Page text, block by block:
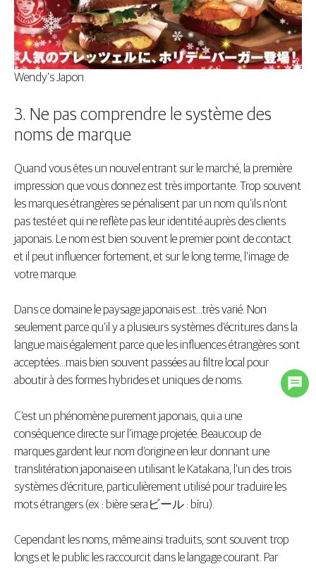
Wendy’s Japon
3. Ne pas comprendre le système des
noms de marque
Quand vous êtes un nouvel entrant sur le marché, la première
impression que vous donnez est très importante. Trop souvent
les marques étrangères se pénalisent par un nom qu’ils n’ont
pas testé et qui ne reflète pas leur identité auprès des clients
japonais. Le nom est bien souvent le premier point de contact
et il peut influencer fortement, et sur le long terme, l’image de
votre marque.
Dans ce domaine le paysage japonais est…très varié. Non
seulement parce qu’il y a plusieurs systèmes d’écritures dans la
langue mais également parce que les influences étrangères sont
acceptées…mais bien souvent passées au filtre local pour
aboutir à des formes hybrides et uniques de noms.
C’est un phénomène purement japonais, qui a une
conséquence directe sur l’image projetée. Beaucoup de
marques gardent leur nom d’origine en leur donnant une
translitération japonaise en utilisant le Katakana, l’un des trois
systèmes d’écriture, particulièrement utilisé pour traduire les
mots étrangers (ex : bière seraビール : bīru).
Cependant les noms, même ainsi traduits, sont souvent trop
longs et le public les raccourcit dans le langage courant. Par